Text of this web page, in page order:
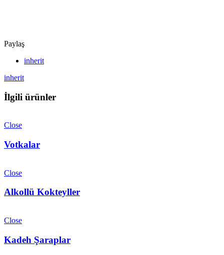
Paylaş
inherit
inherit
İlgili ürünler
Close
Votkalar
Close
Alkollü Kokteyller
Close
Kadeh Şaraplar